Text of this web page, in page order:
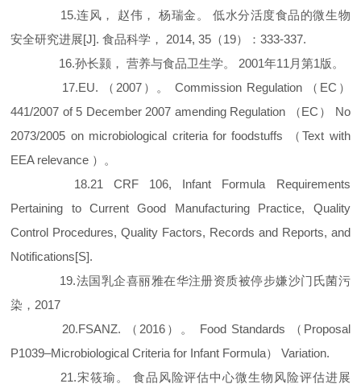
15.连风， 赵伟， 杨瑞金。 低水分活度食品的微生物
安全研究进展[J]. 食品科学， 2014, 35（19）：333-337.
16.孙长颢， 营养与食品卫生学。 2001年11月第1版。
17.EU. （2007）。 Commission Regulation （EC）
441/2007 of 5 December 2007 amending Regulation （EC） No
2073/2005 on microbiological criteria for foodstuffs （Text with
EEA relevance ）。
18.21 CRF 106, Infant Formula Requirements
Pertaining to Current Good Manufacturing Practice, Quality
Control Procedures, Quality Factors, Records and Reports, and
Notifications[S].
19.法国乳企喜丽雅在华注册资质被停步嫌沙门氏菌污
染，2017
20.FSANZ. （2016）。 Food Standards （Proposal
P1039–Microbiological Criteria for Infant Formula） Variation.
21.宋筱瑜。 食品风险评估中心微生物风险评估进展